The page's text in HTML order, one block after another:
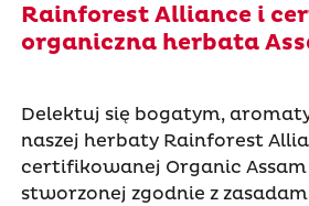
Rainforest Alliance i
organiczna herbata
Delektuj się bogatym,
naszej herbaty Rainforest
certifikowanej Organic
stworzonej zgodnie z